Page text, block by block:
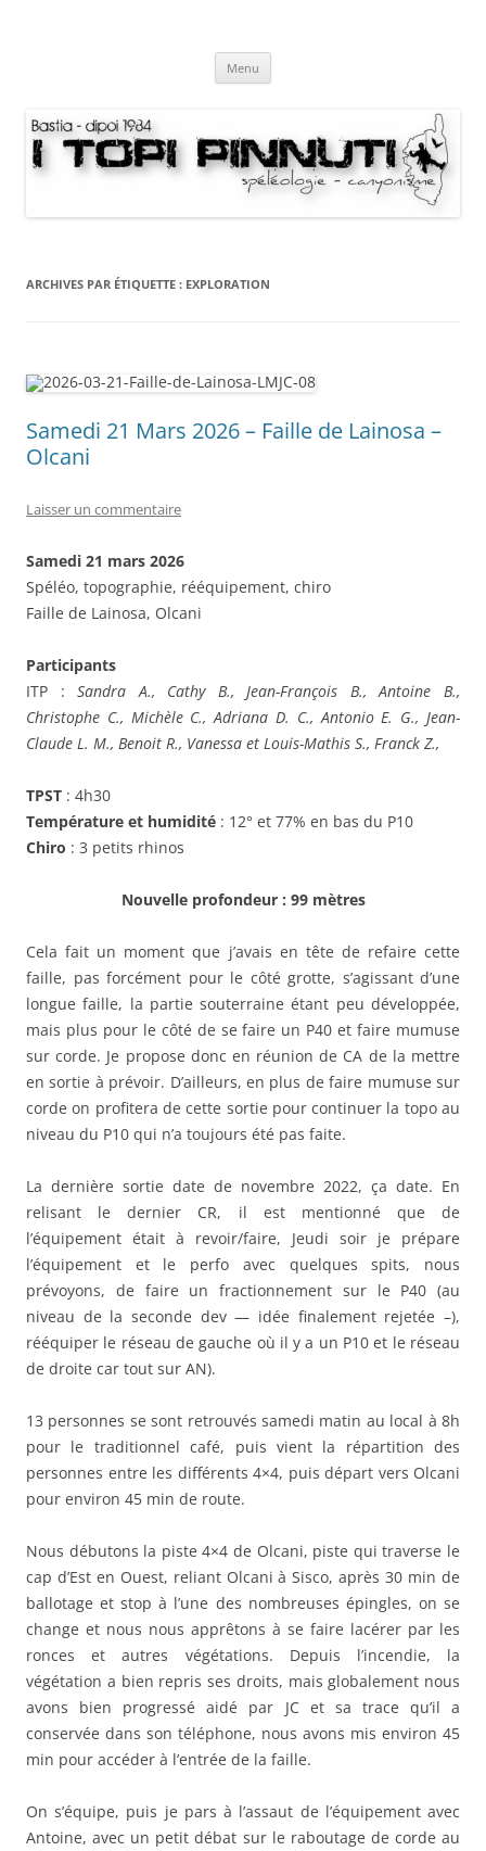
Menu
ARCHIVES PAR ÉTIQUETTE : EXPLORATION
Samedi 21 Mars 2026 – Faille de Lainosa –
Olcani
Laisser un commentaire
Samedi 21 mars 2026
Spéléo, topographie, rééquipement, chiro
Faille de Lainosa, Olcani
Participants
ITP :Sandra A., Cathy B., Jean-François B., Antoine B.,
Christophe C., Michèle C., Adriana D. C., Antonio E. G., Jean-
Claude L. M., Benoit R., Vanessa et Louis-Mathis S., Franck Z.,
TPST : 4h30
Température et humidité : 12° et 77% en bas du P10
Chiro : 3 petits rhinos
Nouvelle profondeur : 99 mètres
Cela fait un moment que j’avais en tête de refaire cette
faille, pas forcément pour le côté grotte, s’agissant d’une
longue faille, la partie souterraine étant peu développée,
mais plus pour le côté de se faire un P40 et faire mumuse
sur corde. Je propose donc en réunion de CA de la mettre
en sortie à prévoir. D’ailleurs, en plus de faire mumuse sur
corde on profitera de cette sortie pour continuer la topo au
niveau du P10 qui n’a toujours été pas faite.
La dernière sortie date de novembre 2022, ça date. En
relisant le dernier CR, il est mentionné que de
l’équipement était à revoir/faire, Jeudi soir je prépare
l’équipement et le perfo avec quelques spits, nous
prévoyons, de faire un fractionnement sur le P40 (au
niveau de la seconde dev — idée finalement rejetée –),
rééquiper le réseau de gauche où il y a un P10 et le réseau
de droite car tout sur AN).
13 personnes se sont retrouvés samedi matin au local à 8h
pour le traditionnel café, puis vient la répartition des
personnes entre les différents 4×4, puis départ vers Olcani
pour environ 45 min de route.
Nous débutons la piste 4×4 de Olcani, piste qui traverse le
cap d’Est en Ouest, reliant Olcani à Sisco, après 30 min de
ballotage et stop à l’une des nombreuses épingles, on se
change et nous nous apprêtons à se faire lacérer par les
ronces et autres végétations. Depuis l’incendie, la
végétation a bien repris ses droits, mais globalement nous
avons bien progressé aidé par JC et sa trace qu’il a
conservée dans son téléphone, nous avons mis environ 45
min pour accéder à l’entrée de la faille.
On s’équipe, puis je pars à l’assaut de l’équipement avec
Antoine, avec un petit débat sur le raboutage de corde au